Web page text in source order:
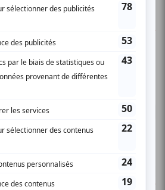
connecté pour
vous ici.